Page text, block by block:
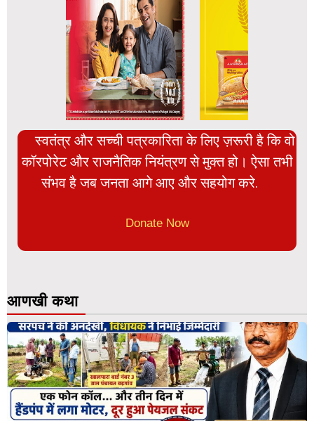
स्वतंत्र और सच्ची पत्रकारिता के लिए ज़रूरी है कि वो
कॉरपोरेट और राजनैतिक नियंत्रण से मुक्त हो। ऐसा तभी
संभव है जब जनता आगे आए और सहयोग करे.
Donate Now
आणखी कथा